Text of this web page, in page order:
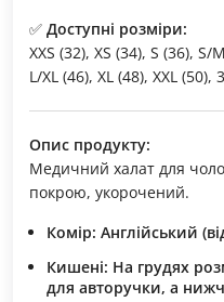
✅ Доступні розміри:
XXS (32), XS (34), S (36),
L/XL (46), XL (48), XXL (50),
Опис продукту:
Медичний халат для
покрою, укорочений.
Комір: Англійський
Кишені: На грудях
для авторучки, а